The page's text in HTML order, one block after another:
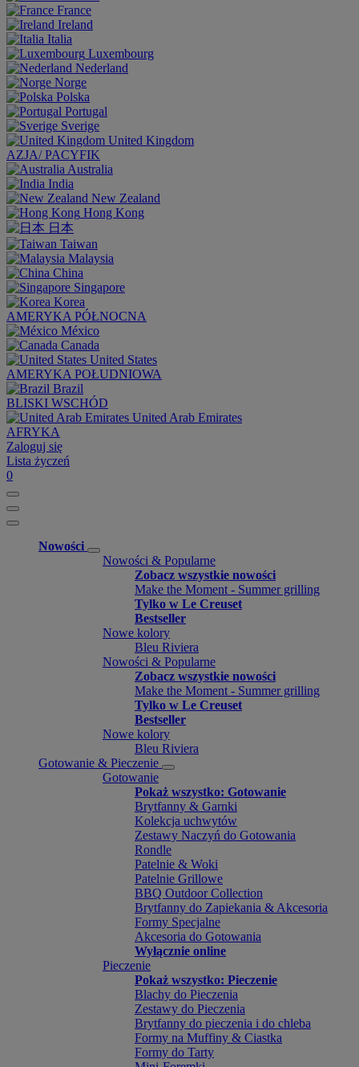
France
Ireland
Italia
Luxembourg
Nederland
Norge
Polska
Portugal
Sverige
United Kingdom
AZJA/ PACYFIK
Australia
India
New Zealand
Hong Kong
日本
Taiwan
Malaysia
China
Singapore
Korea
AMERYKA PÓŁNOCNA
México
Canada
United States
AMERYKA POŁUDNIOWA
Brazil
BLISKI WSCHÓD
United Arab Emirates
AFRYKA
Zaloguj się
Lista życzeń
0
Nowości
Nowości & Popularne
Zobacz wszystkie nowości
Make the Moment - Summer grilling
Tylko w Le Creuset
Bestseller
Nowe kolory
Bleu Riviera
Nowości & Popularne
Zobacz wszystkie nowości
Make the Moment - Summer grilling
Tylko w Le Creuset
Bestseller
Nowe kolory
Bleu Riviera
Gotowanie & Pieczenie
Gotowanie
Pokaż wszystko: Gotowanie
Brytfanny & Garnki
Kolekcja uchwytów
Zestawy Naczyń do Gotowania
Rondle
Patelnie & Woki
Patelnie Grillowe
BBQ Outdoor Collection
Brytfanny do Zapiekania & Akcesoria
Formy Specjalne
Akcesoria do Gotowania
Wyłącznie online
Pieczenie
Pokaż wszystko: Pieczenie
Blachy do Pieczenia
Zestawy do Pieczenia
Brytfanny do pieczenia i do chleba
Formy na Muffiny & Ciastka
Formy do Tarty